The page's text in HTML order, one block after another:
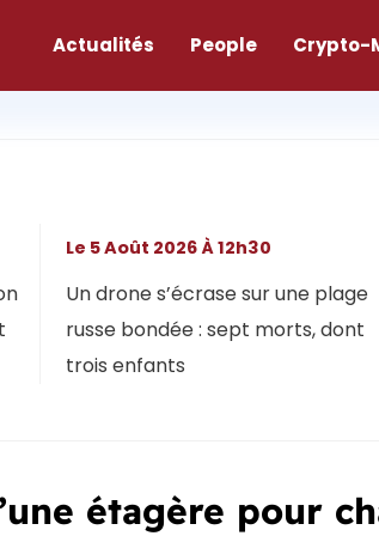
Actualités People Crypto-
Un drone s’écrase sur une plage
russe bondée : sept morts, dont
trois enfants
Le 5 Août 2026 À 12h30
étagère pour